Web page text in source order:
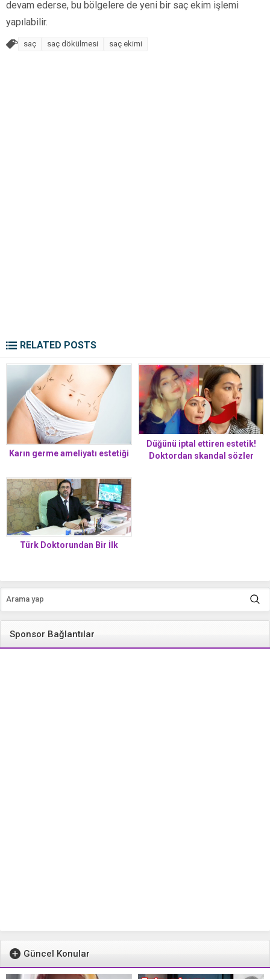
devam ederse, bu bölgelere de yeni bir saç ekim işlemi
yapılabilir.
saç saç dökülmesi saç ekimi
RELATED POSTS
Karın germe ameliyatı estetiği
Düğünü iptal ettiren estetik!
Doktordan skandal sözler
Türk Doktorundan Bir İlk
Sponsor Bağlantılar
Güncel Konular